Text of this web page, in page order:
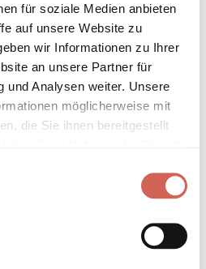
für soziale Medien anbieten
auf unsere Website zu
wir Informationen zu Ihrer
an unsere Partner für
und Analysen weiter. Unsere
möglicherweise mit
die Sie ihnen bereitgestellt
Lieferzeiten für andere
Versandinformationen
und Hinweise